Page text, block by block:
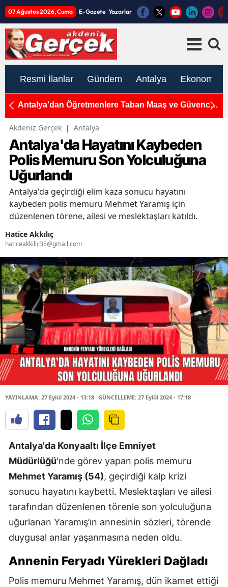
07 Ağustos 2026, Cuma E-Gazete Yazarlar
Resmi İlanlar Gündem Antalya Ekonomi
Antalya’dan Öğretmenlere Taban Maaş ve Güvence
Akdeniz Gerçek | Antalya
Antalya'da Hayatını Kaybeden
Polis Memuru Son Yolculuğuna
Uğurlandı
Antalya'da geçirdiği elim kaza sonucu hayatını
kaybeden polis memuru Mehmet Yaramış için
düzenlenen törene, ailesi ve meslektaşları katıldı.
Hatice Akkılıç
haticeakkilic35@gmail.com
YAYINLAMA: 27 Eylül 2024 - 13:18 GÜNCELLEME: 27 Eylül 2024 - 17:18
Antalya'da Konyaaltı İlçe Emniyet
Müdürlüğü'nde görev yapan polis memuru
Mehmet Yaramış (54), geçirdiği kalp krizi
sonucu hayatını kaybetti. Meslektaşları ve ailesi
tarafından düzenlenen törenle son yolculuğuna
uğurlanan Yaramış’ın annesinin sözleri, törende
duygusal anlar yaşanmasına neden oldu.
Annenin Feryadı Yürekleri Dağladı
Polis memuru Mehmet Yaramış, dün ikamet ettiği